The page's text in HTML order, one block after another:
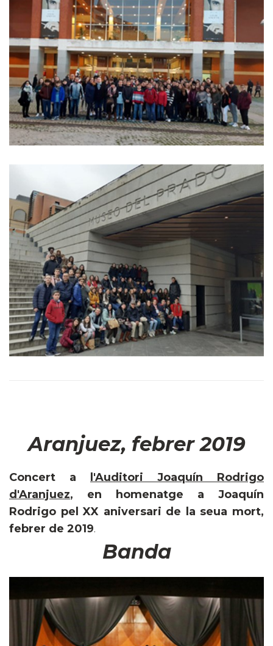
Aranjuez, febrer 2019
Concert a l'Auditori Joaquín Rodrigo
d'Aranjuez, en homenatge a Joaquín
Rodrigo pel XX aniversari de la seua mort,
febrer de 2019.
Banda